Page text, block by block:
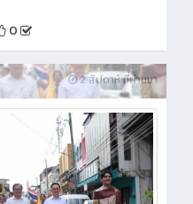
0
2 สัปดาห์ ที่ผ่านมา